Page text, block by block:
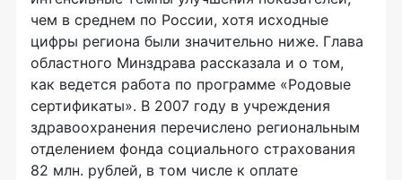
чем в среднем по России, хотя исходные
цифры региона были значительно ниже. Глава
областного Минздрава рассказала и о том,
как ведется работа по программе «Родовые
сертификаты». В 2007 году в учреждения
здравоохранения перечислено региональным
отделением фонда социального страхования
82 млн. рублей, в том числе к оплате